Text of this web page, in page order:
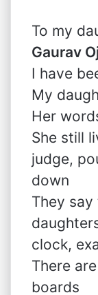
To my
Gaurav
I have
My
Her
She still
judge,
down
They
clock,
There
boards